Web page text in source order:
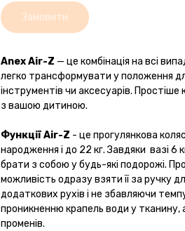
Замовити
Anex Air-Z — це комбінація на всі
легко трансформувати у положення
інструментів чи аксесуарів.
з вашою дитиною.
Функції Air-Z - це прогулянкова
народження і до 22 кг. Завдяки вазі 6
брати з собою у будь-які подорожі.
можливість одразу взяти її за ручку
додаткових рухів і не збавляючи
проникненню крапель води у тканину,
променів.